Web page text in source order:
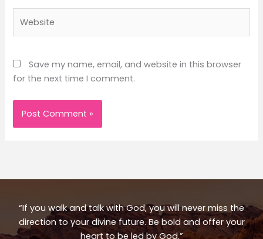
Save my name, email, and website in this browser
for the next time I comment.
“If you walk and talk with God, you will never miss the
direction to your divine future. Be bold and offer your
heart to be led by God.”